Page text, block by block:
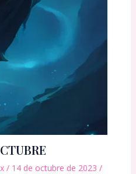
/ 14 de octubre de 2023 /